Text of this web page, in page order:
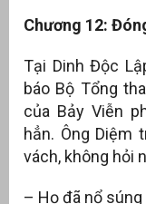
Chương 12:
Tại Dinh Độc
báo Bộ Tổng
của Bảy Viễn
hẳn. Ông Diệm
vách, không hỏi
– Họ đã nổ